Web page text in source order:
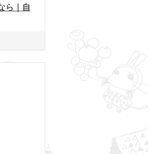
ら｜自